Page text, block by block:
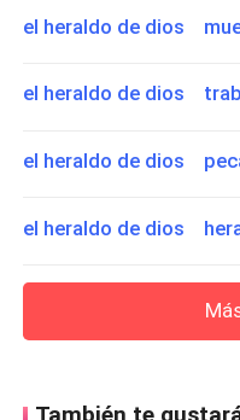
el heraldo de dios
el heraldo de dios
el heraldo de dios
el heraldo de dios
También te